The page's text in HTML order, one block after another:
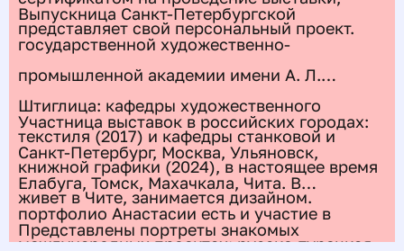
представляет свой персональный проект.
Выпускница Санкт-Петербургской
государственной художественно-
промышленной академии имени А. Л.
Штиглица: кафедры художественного
текстиля (2017) и кафедры станковой и
книжной графики (2024), в настоящее время
живет в Чите, занимается дизайном.
Участница выставок в российских городах:
Санкт-Петербург, Москва, Ульяновск,
Елабуга, Томск, Махачкала, Чита. В
портфолио Анастасии есть и участие в
международных проектах: русско-турецкая
Представлены портреты знакомых